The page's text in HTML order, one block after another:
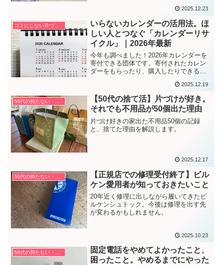
2025.12.23
ゴミにしない片づけ方
いらないカレンダーの活用法。ほ
しい人とつなぐ「カレンダーリサ
イクル」｜2026年最新
今年も調べました！2026年カレンダーを
寄付できる団体です。寄付されたカレン
ダーをもらったり、購入したりできるイ
2025.12.19
【50代の捨て活】片づけが好き。
それでも不用品が50個出た理由
片づけ好きの家出た不用品50個の記録
と、捨てた理由を解説します。
2025.12.17
【正規店での修理受付終了】ビル
ケン愛用者が知っておきたいこと
20年近く修理に出しながら履いてきたビ
ルケンシュトック。今後は修理を出す先
が変わるかもしれません。
2025.10.23
固定電話をやめてよかったこと、
困ったこと。やめるまでにやった